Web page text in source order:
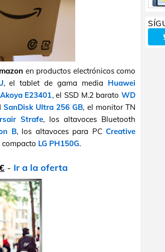
en productos electrónicos como
, el tablet de gama media Huawei
E23401, el SSD M.2 baratoWD
SanDisk Ultra 256 GB, el monitor TN
Strafe, los altavoces Bluetooth
B, los altavoces para PCCreative
compacto LG PH150G.
- Ir a la oferta